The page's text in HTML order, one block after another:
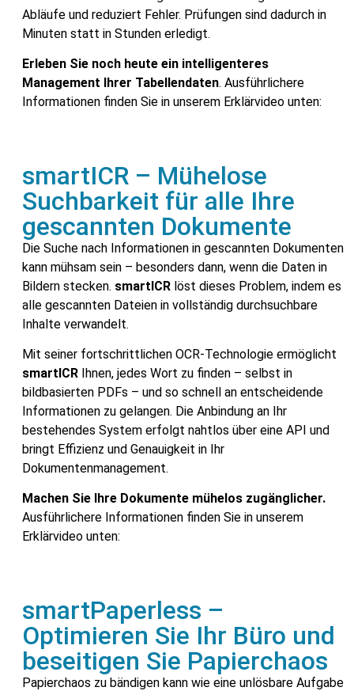
Abläufe und reduziert Fehler. Prüfungen sind dadurch in
Minuten statt in Stunden erledigt.
Erleben Sie noch heute ein intelligenteres
Management Ihrer Tabellendaten. Ausführlichere
Informationen finden Sie in unserem Erklärvideo unten:
smartICR – Mühelose
Suchbarkeit für alle Ihre
gescannten Dokumente
Die Suche nach Informationen in gescannten Dokumenten
kann mühsam sein – besonders dann, wenn die Daten in
Bildern stecken. smartICRlöst dieses Problem, indem es
alle gescannten Dateien in vollständig durchsuchbare
Inhalte verwandelt.
Mit seiner fortschrittlichen OCR-Technologie ermöglicht
smartICRIhnen, jedes Wort zu finden – selbst in
bildbasierten PDFs – und so schnell an entscheidende
Informationen zu gelangen. Die Anbindung an Ihr
bestehendes System erfolgt nahtlos über eine API und
bringt Effizienz und Genauigkeit in Ihr
Dokumentenmanagement.
Machen Sie Ihre Dokumente mühelos zugänglicher.
Ausführlichere Informationen finden Sie in unserem
Erklärvideo unten:
smartPaperless –
Optimieren Sie Ihr Büro und
beseitigen Sie Papierchaos
Papierchaos zu bändigen kann wie eine unlösbare Aufgabe